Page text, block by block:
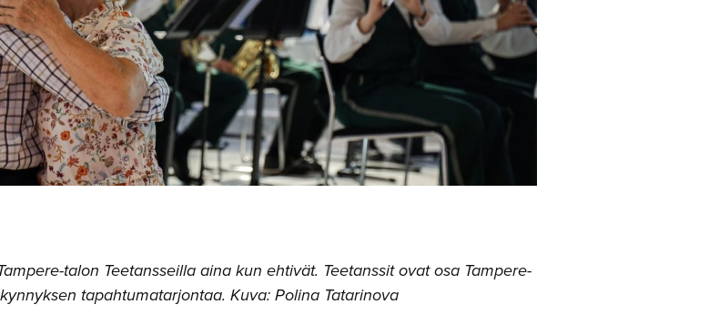
talon Teetansseilla aina kun ehtivät. Teetanssit ovat osa Tampere-
tapahtumatarjontaa. Kuva: Polina Tatarinova